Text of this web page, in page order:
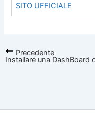
SITO UFFICIALE
Precedente
Installare una DashBoard